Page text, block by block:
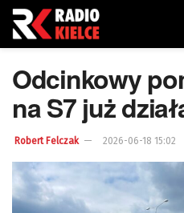
Odcinkowy
na S7 już
Robert Felczak 2026-06-18 15:02